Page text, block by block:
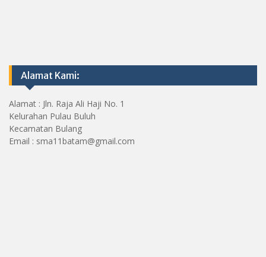
Alamat Kami:
Alamat : Jln. Raja Ali Haji No. 1
Kelurahan Pulau Buluh
Kecamatan Bulang
Email : sma11batam@gmail.com